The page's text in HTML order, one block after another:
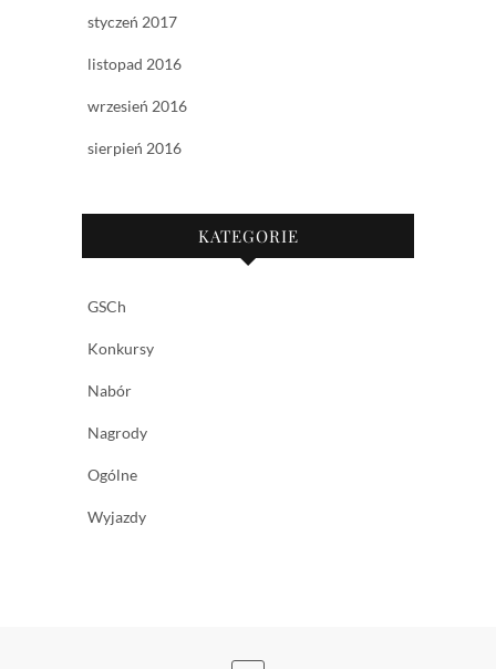
styczeń 2017
listopad 2016
wrzesień 2016
sierpień 2016
KATEGORIE
GSCh
Konkursy
Nabór
Nagrody
Ogólne
Wyjazdy